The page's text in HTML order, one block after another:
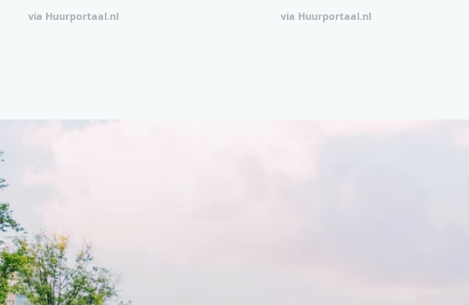
de 6e verdieping biedt een ideale
van €107,50 per maand is dit een
woonkamer met open keuken,
samen goed voor 44 m² aan
leefruimte. De lichte woonkamer
via Huurportaal.nl
complex in De Pijp feautring an
via Huurportaal.nl